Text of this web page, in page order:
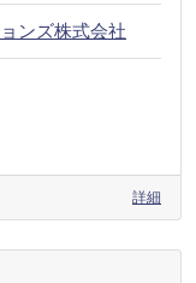
ンズ株式会社
詳細